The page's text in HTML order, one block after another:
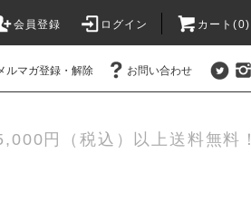
会員登録 ログイン カート(0)
ルマガ登録・解除 お問い合わせ
円（税込）以上送料無料！